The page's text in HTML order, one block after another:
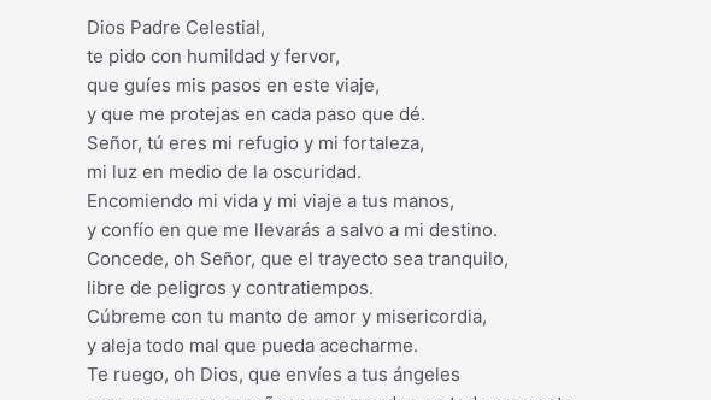
Dios Padre Celestial,
te pido con humildad y fervor,
que guíes mis pasos en este viaje,
y que me protejas en cada paso que dé.
Señor, tú eres mi refugio y mi fortaleza,
mi luz en medio de la oscuridad.
Encomiendo mi vida y mi viaje a tus manos,
y confío en que me llevarás a salvo a mi destino.
Concede, oh Señor, que el trayecto sea tranquilo,
libre de peligros y contratiempos.
Cúbreme con tu manto de amor y misericordia,
y aleja todo mal que pueda acecharme.
Te ruego, oh Dios, que envíes a tus ángeles